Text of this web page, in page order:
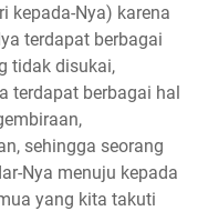
kepada-Nya) karena
terdapat berbagai
tidak disukai,
terdapat berbagai hal
sehingga seorang
Nya menuju kepada
yang kita takuti